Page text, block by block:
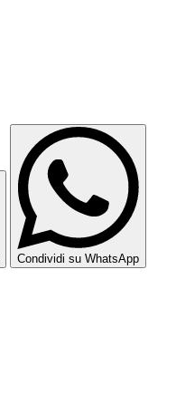
Condividi su WhatsApp